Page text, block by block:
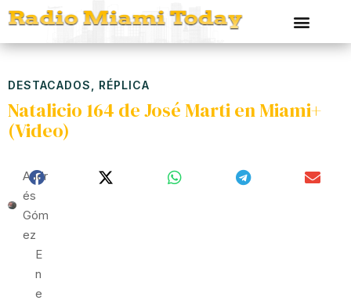
DESTACADOS RÉPLICA
Natalicio 164 de José Marti en Miami+
(Video)
Andr
És
Góm
Ez
E
N
E